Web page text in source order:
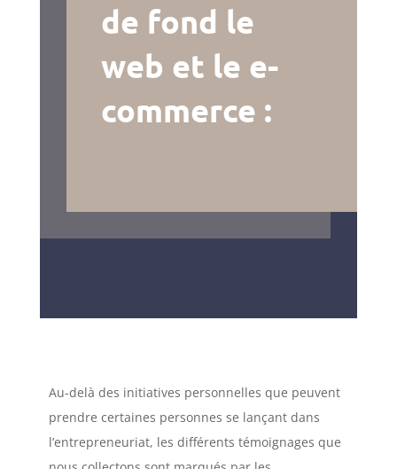
de fond le
web et le e-
commerce :
Au-delà des initiatives personnelles que peuvent
prendre certaines personnes se lançant dans
l’entrepreneuriat, les différents témoignages que